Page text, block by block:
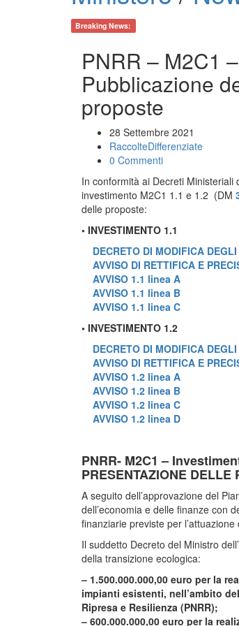
Breaking News:
PNRR – M2C1
Pubblicazione
proposte
28 Settembre 2021
RaccolteDifferenziate
0 Commenti
In conformità ai Decreti
investimento M2C1 1.1 e 1.2 (DM
delle proposte:
• INVESTIMENTO 1.1
DECRETO DI MODIFICA
AVVISO DI RETTIFICA E
AVVISO 1.1 linea A
AVVISO 1.1 linea B
AVVISO 1.1 linea C
• INVESTIMENTO 1.2
DECRETO DI MODIFICA
AVVISO DI RETTIFICA E
AVVISO 1.2 linea A
AVVISO 1.2 linea B
AVVISO 1.2 linea C
AVVISO 1.2 linea D
PNRR- M2C1 –
PRESENTAZIONE DELLE
A seguito dell’approvazione del
dell’economia e delle finanze con
finanziarie previste per
Il suddetto Decreto del Ministro
della transizione ecologica:
– 1.500.000.000,00 euro per la
impianti esistenti, nell’ambito
Ripresa e Resilienza (PNRR);
– 600.000.000,00 euro per la